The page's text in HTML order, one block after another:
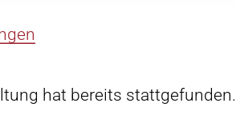
hat bereits stattgefunden.